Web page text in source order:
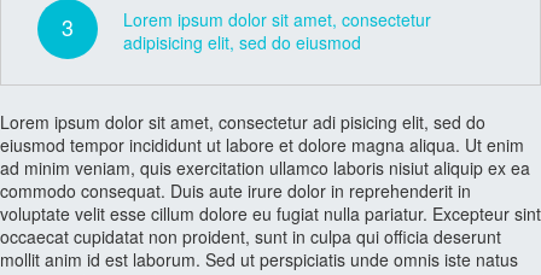
3
Lorem ipsum dolor sit amet, consectetur
adipisicing elit, sed do eiusmod
Lorem ipsum dolor sit amet, consectetur adi pisicing elit, sed do
eiusmod tempor incididunt ut labore et dolore magna aliqua. Ut enim
ad minim veniam, quis exercitation ullamco laboris nisiut aliquip ex ea
commodo consequat. Duis aute irure dolor in reprehenderit in
voluptate velit esse cillum dolore eu fugiat nulla pariatur. Excepteur sint
occaecat cupidatat non proident, sunt in culpa qui officia deserunt
mollit anim id est laborum. Sed ut perspiciatis unde omnis iste natus